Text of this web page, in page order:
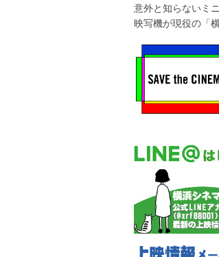
意外と知らないミ
映写機が現役の「